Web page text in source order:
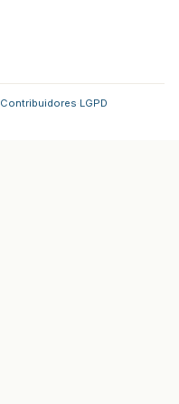
Contribuidores LGPD